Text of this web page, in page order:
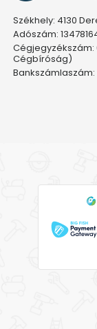
Székhely: 4130
Adószám:
Cégjegyzékszám:
Cégbíróság)
Bankszámlaszám: